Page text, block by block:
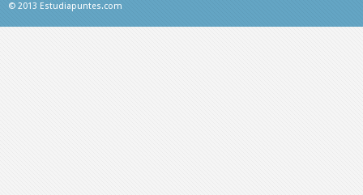
© 2013 Estudiapuntes.com